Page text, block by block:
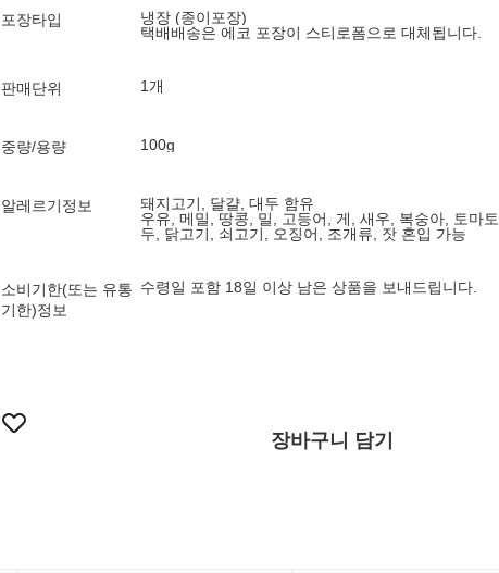
포장타입
냉장 (종이포장)
택배배송은 에코 포장이 스티로폼으로 대체됩니다.
판매단위 1개
중량/용량 100g
알레르기정보
돼지고기, 달걀, 대두 함유
우유, 메밀, 땅콩, 밀, 고등어, 게, 새우, 복숭아, 토마
두, 닭고기, 쇠고기, 오징어, 조개류, 잣 혼입 가능
소비기한(또는 유통
기한)정보
수령일 포함 18일 이상 남은 상품을 보내드립니다.
장바구니 담기